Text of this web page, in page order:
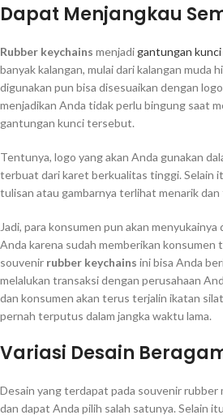
Dapat Menjangkau
Rubber keychains menjadi gantungan kunci
banyak kalangan, mulai dari kalangan muda
digunakan pun bisa disesuaikan dengan
menjadikan Anda tidak perlu bingung saat
gantungan kunci tersebut.
Tentunya, logo yang akan Anda gunakan
terbuat dari karet berkualitas tinggi. Selain
tulisan atau gambarnya terlihat menarik dan
Jadi, para konsumen pun akan
Anda karena sudah memberikan konsumen
souvenir rubber keychains ini bisa Anda
melalukan transaksi dengan perusahaan
dan konsumen akan terus terjalin ikatan
pernah terputus dalam jangka waktu lama.
Variasi Desain
Desain yang terdapat pada souvenir rubber
dan dapat Anda pilih salah satunya. Selain